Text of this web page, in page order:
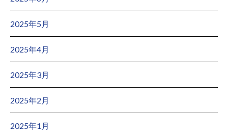
2025年5月
2025年4月
2025年3月
2025年2月
2025年1月